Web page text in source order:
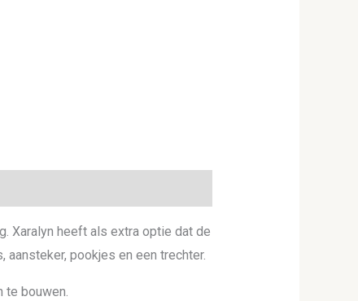
Xaralyn heeft als extra optie dat de
pookjes en een trechter.
te bouwen.